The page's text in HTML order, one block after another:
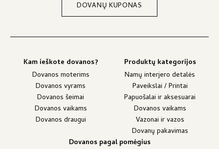
DOVANŲ KUPONAS
Kam ieškote dovanos?
Dovanos moterims
Dovanos vyrams
Dovanos šeimai
Dovanos vaikams
Dovanos draugui
Produktų kategorijos
Namų interjero detalės
Paveikslai / Printai
Papuošalai ir aksesuarai
Dovanos vaikams
Vazonai ir vazos
Dovanų pakavimas
Dovanos pagal pomėgius